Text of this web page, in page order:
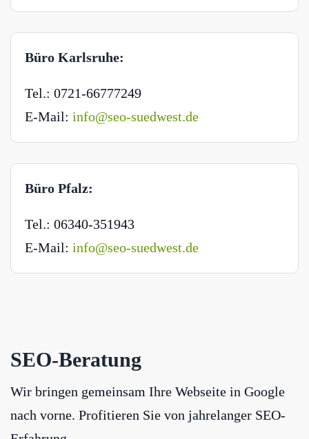
Büro Karlsruhe:
Tel.: 0721-66777249
E-Mail: info@seo-suedwest.de
Büro Pfalz:
Tel.: 06340-351943
E-Mail: info@seo-suedwest.de
SEO-Beratung
Wir bringen gemeinsam Ihre Webseite in Google
nach vorne. Profitieren Sie von jahrelanger SEO-